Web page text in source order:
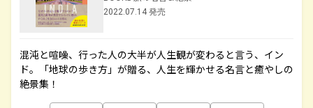
2022.07.14 発売
混沌と喧噪、行った人の大半が人生観が変わると言う、イン
ド。「地球の歩き方」が贈る、人生を輝かせる名言と癒やしの
絶景集！